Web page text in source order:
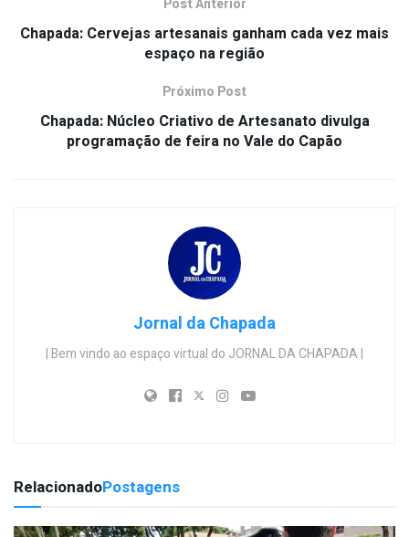
Chapada: Cervejas artesanais ganham cada vez mais
espaço na região
Próximo Post
Chapada: Núcleo Criativo de Artesanato divulga
programação de feira no Vale do Capão
Jornal da Chapada
| Bem vindo ao espaço virtual do JORNAL DA CHAPADA |
RelacionadoPostagens